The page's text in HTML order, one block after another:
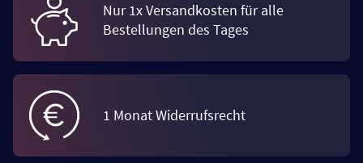
Nur 1x Versandkosten für alle
Bestellungen des Tages
1 Monat Widerrufsrecht